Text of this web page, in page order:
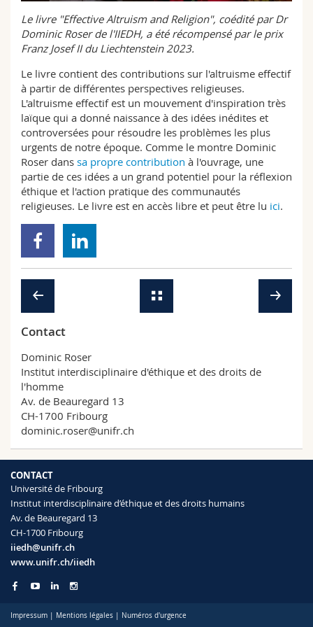
Interfacultaire
Doctorants
Programme des cours
MyUnifr
Le livre "Effective Altruism and Religion", coédité par Dr
Dominic Roser de l'IIEDH, a été récompensé par le prix
Franz Josef II du Liechtenstein 2023.
Le livre contient des contributions sur l'altruisme effectif
à partir de différentes perspectives religieuses.
L'altruisme effectif est un mouvement d'inspiration très
laïque qui a donné naissance à des idées inédites et
controversées pour résoudre les problèmes les plus
urgents de notre époque. Comme le montre Dominic
Roser dans sa propre contribution à l'ouvrage, une
partie de ces idées a un grand potentiel pour la réflexion
éthique et l'action pratique des communautés
religieuses. Le livre est en accès libre et peut être lu ici.
Contact
Dominic Roser
Institut interdisciplinaire d'éthique et des droits de
l'homme
Av. de Beauregard 13
CH-1700 Fribourg
dominic.roser@unifr.ch
CONTACT
Université de Fribourg
Institut interdisciplinaire d’éthique et des droits humains
Av. de Beauregard 13
CH-1700 Fribourg
iiedh@unifr.ch
www.unifr.ch/iiedh
Impressum | Mentions légales | Numéros d'urgence